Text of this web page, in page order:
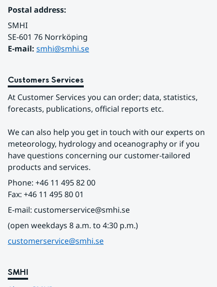
Postal address:
SMHI
SE-601 76 Norrköping
E-mail: smhi@smhi.se
Customers Services
At Customer Services you can order; data, statistics,
forecasts, publications, official reports etc.
We can also help you get in touch with our experts on
meteorology, hydrology and oceanography or if you
have questions concerning our customer-tailored
products and services.
Phone: +46 11 495 82 00
Fax: +46 11 495 80 01
E-mail: customerservice@smhi.se
(open weekdays 8 a.m. to 4:30 p.m.)
customerservice@smhi.se
SMHI